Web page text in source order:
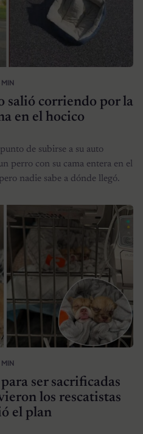
MIN
salió corriendo por la
en el hocico
de subirse a su auto
perro con su cama entera en el
nadie sabe a dónde llegó.
MIN
ser sacrificadas
los rescatistas
el plan